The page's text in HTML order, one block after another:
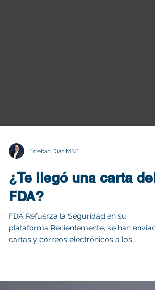
¿Te llegó una carta del
FDA?
FDA Refuerza la Seguridad en su
plataforma Recientemente, se han
exportadores en todo el...